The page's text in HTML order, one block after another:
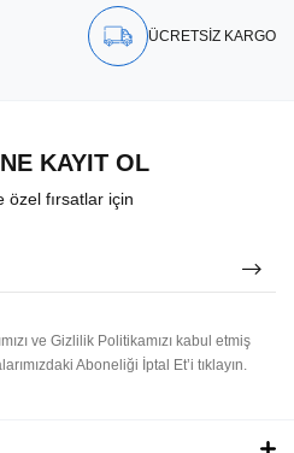
ÜCRETSİZ KARGO
KAYIT OL
özel fırsatlar için
ve Gizlilik Politikamızı kabul etmiş
Aboneliği İptal Et’i tıklayın.